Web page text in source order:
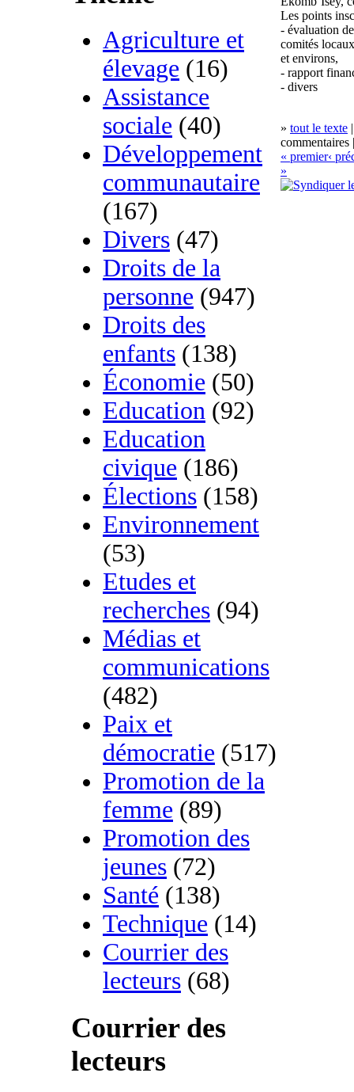
Agriculture et
élevage (16)
Assistance
sociale (40)
Développement
communautaire
(167)
Divers (47)
Droits de la
personne (947)
Droits des
enfants (138)
Économie (50)
Education (92)
Education
civique (186)
Élections (158)
Environnement
(53)
Etudes et
recherches (94)
Médias et
communications
(482)
Paix et
démocratie (517)
Promotion de la
femme (89)
Promotion des
jeunes (72)
Santé (138)
Technique (14)
Courrier des
lecteurs (68)
Courrier des
lecteurs
Les points
- évaluation
comités
et environs,
- rapport
- divers
» tout le texte
commentaires
« premier‹
»